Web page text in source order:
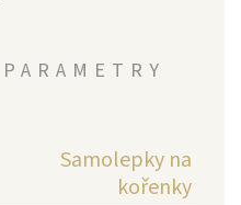
Samolepky na
kořenky